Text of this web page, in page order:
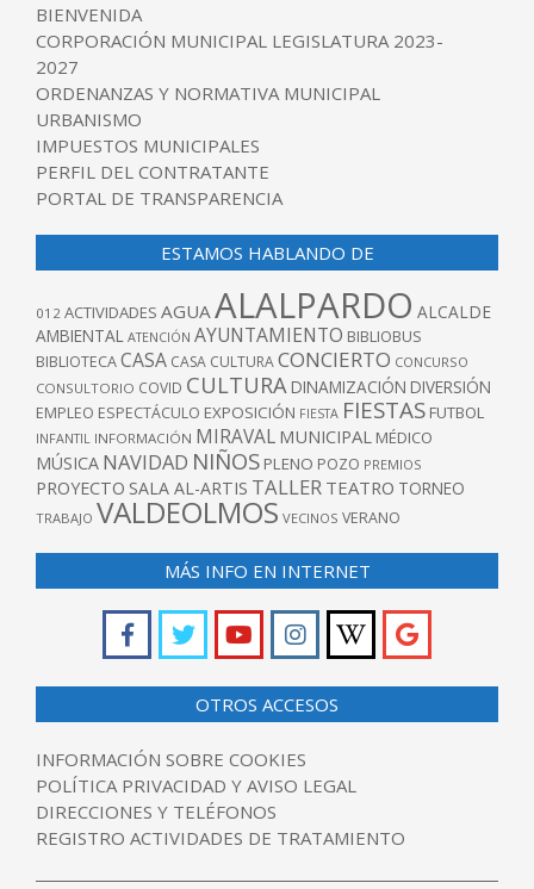
BIENVENIDA
CORPORACIÓN MUNICIPAL LEGISLATURA 2023-
2027
ORDENANZAS Y NORMATIVA MUNICIPAL
URBANISMO
IMPUESTOS MUNICIPALES
PERFIL DEL CONTRATANTE
PORTAL DE TRANSPARENCIA
ESTAMOS HABLANDO DE
012 ACTIVIDADES AGUA ALALPARDO ALCALDE
AMBIENTAL ATENCIÓN AYUNTAMIENTO BIBLIOBUS
BIBLIOTECACASA CASA CULTURACONCIERTO CONCURSO
CONSULTORIO COVID CULTURA DINAMIZACIÓN DIVERSIÓN
EMPLEO ESPECTÁCULO EXPOSICIÓN FIESTA FIESTAS FUTBOL
INFANTIL INFORMACIÓN MIRAVAL MUNICIPAL MÉDICO
MÚSICA NAVIDAD NIÑOS PLENO POZO PREMIOS
PROYECTO SALA AL-ARTIS TALLER TEATRO TORNEO
TRABAJO VALDEOLMOS VECINOS VERANO
MÁS INFO EN INTERNET
OTROS ACCESOS
INFORMACIÓN SOBRE COOKIES
POLÍTICA PRIVACIDAD Y AVISO LEGAL
DIRECCIONES Y TELÉFONOS
REGISTRO ACTIVIDADES DE TRATAMIENTO